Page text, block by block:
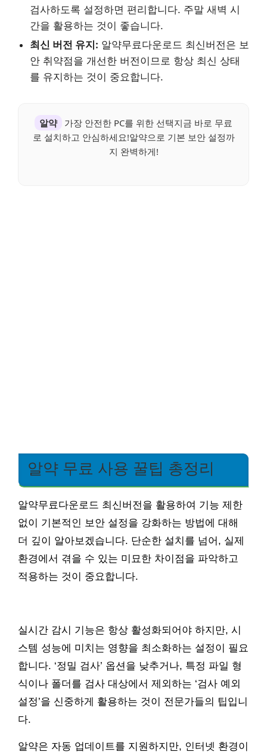
검사하도록 설정하면 편리합니다. 주말 새벽 시
간을 활용하는 것이 좋습니다.
최신 버전 유지: 알약무료다운로드 최신버전은 보
안 취약점을 개선한 버전이므로 항상 최신 상태
를 유지하는 것이 중요합니다.
알약
가장 안전한 PC를 위한 선택지금 바로 무료
로 설치하고 안심하세요!알약으로 기본 보안 설정까
지 완벽하게!
알약 무료 사용 꿀팁 총정리
알약무료다운로드 최신버전을 활용하여 기능 제한
없이 기본적인 보안 설정을 강화하는 방법에 대해
더 깊이 알아보겠습니다. 단순한 설치를 넘어, 실제
환경에서 겪을 수 있는 미묘한 차이점을 파악하고
적용하는 것이 중요합니다.
실시간 감시 기능은 항상 활성화되어야 하지만, 시
스템 성능에 미치는 영향을 최소화하는 설정이 필요
합니다. ‘정밀 검사’ 옵션을 낮추거나, 특정 파일 형
식이나 폴더를 검사 대상에서 제외하는 ‘검사 예외
설정’을 신중하게 활용하는 것이 전문가들의 팁입니
다.
알약은 자동 업데이트를 지원하지만, 인터넷 환경이